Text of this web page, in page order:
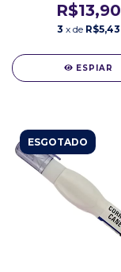
R$13,90
3 x de R$5,43
ESPIAR
ESGOTADO